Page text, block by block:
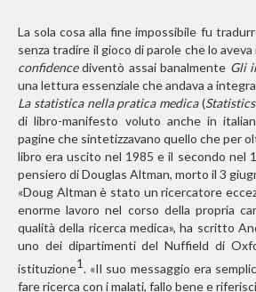
La sola cosa alla fine impossibile fu
senza tradire il gioco di parole che lo
confidencediventò assai banalmente Gli
una lettura essenziale che andava a
La statistica nella pratica medica(
di libro-manifesto voluto anche in
pagine che sintetizzavano quello che per
libro era uscito nel 1985 e il secondo nel
pensiero di Douglas Altman, morto il 3
«Doug Altman è stato un ricercatore
enorme lavoro nel corso della propria
qualità della ricerca medica», ha scritto
uno dei dipartimenti del Nuffield di
istituzione1. «Il suo messaggio era
fare ricerca con i malati, fallo bene e